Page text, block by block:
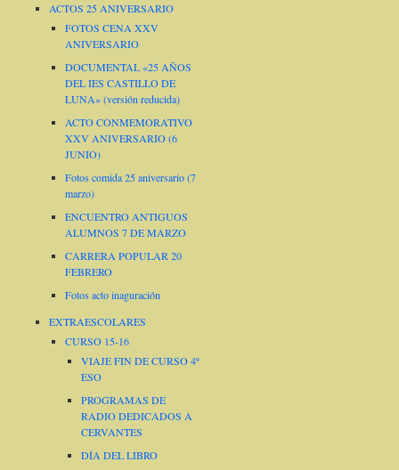
ACTOS 25 ANIVERSARIO
FOTOS CENA XXV
ANIVERSARIO
DOCUMENTAL «25 AÑOS
DEL IES CASTILLO DE
LUNA» (versión reducida)
ACTO CONMEMORATIVO
XXV ANIVERSARIO (6
JUNIO)
Fotos comida 25 aniversario (7
marzo)
ENCUENTRO ANTIGUOS
ALUMNOS 7 DE MARZO
CARRERA POPULAR 20
FEBRERO
Fotos acto inaguración
EXTRAESCOLARES
CURSO 15-16
VIAJE FIN DE CURSO 4º
ESO
PROGRAMAS DE
RADIO DEDICADOS A
CERVANTES
DÍA DEL LIBRO